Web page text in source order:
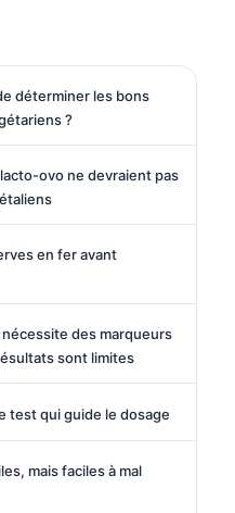
déterminer les bons
?
ovo ne devraient pas
en fer avant
des marqueurs
sont limites
test qui guide le dosage
mais faciles à mal